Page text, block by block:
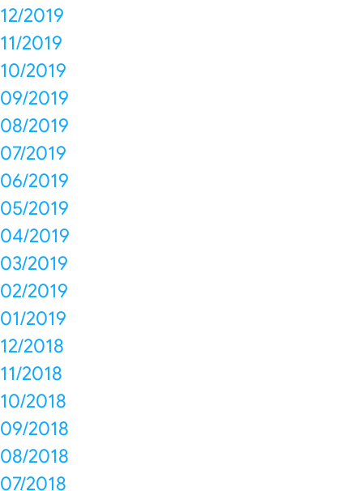
12/2019
11/2019
10/2019
09/2019
08/2019
07/2019
06/2019
05/2019
04/2019
03/2019
02/2019
01/2019
12/2018
11/2018
10/2018
09/2018
08/2018
07/2018